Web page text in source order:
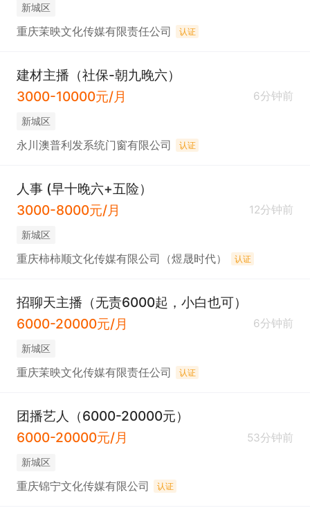
新城区
重庆茉映文化传媒有限责任公司 认证
建材主播（社保-朝九晚六）
3000-10000元/月
6分钟前
新城区
永川澳普利发系统门窗有限公司 认证
人事 (早十晚六+五险）
3000-8000元/月
12分钟前
新城区
重庆柿柿顺文化传媒有限公司（煜晟时代） 认证
招聊天主播（无责6000起，小白也可）
6000-20000元/月
6分钟前
新城区
重庆茉映文化传媒有限责任公司 认证
团播艺人（6000-20000元）
6000-20000元/月
53分钟前
新城区
重庆锦宁文化传媒有限公司 认证